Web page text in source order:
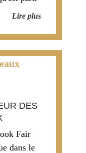
Lire plus
DES
Fair
dans le